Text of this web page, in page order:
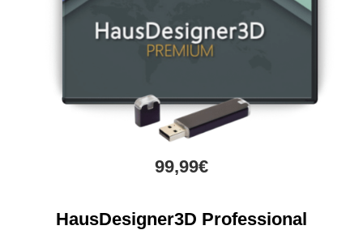
99,99€
HausDesigner3D Professional